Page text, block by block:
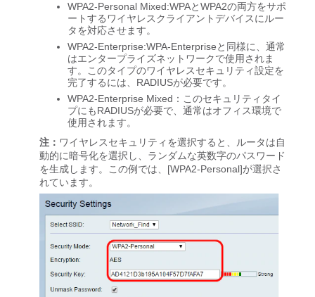
WPA2-Personal Mixed:WPAとWPA2の両方をサポ
ートするワイヤレスクライアントデバイスにルー
タを対応させます。
WPA2-Enterprise:WPA-Enterpriseと同様に、通常
はエンタープライズネットワークで使用されま
す。このタイプのワイヤレスセキュリティ設定を
完了するには、RADIUSが必要です。
WPA2-Enterprise Mixed：このセキュリティタイ
プにもRADIUSが必要で、通常はオフィス環境で
使用されます。
注： ワイヤレスセキュリティを選択すると、ルータは自
動的に暗号化を選択し、ランダムな英数字のパスワード
を生成します。この例では、[WPA2-Personal]が選択さ
れています。